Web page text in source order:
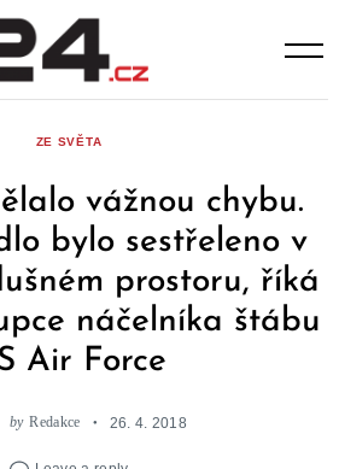
ZE SVĚTA
vážnou chybu.
bylo sestřeleno v
prostoru, říká
náčelníka štábu
Air Force
by Redakce 26. 4. 2018